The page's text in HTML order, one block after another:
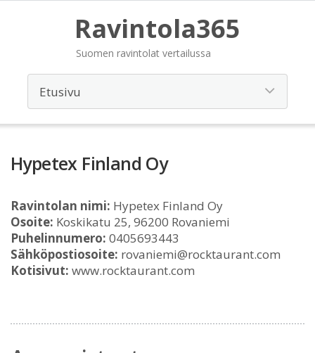
Ravintola365
Suomen ravintolat vertailussa
Hypetex Finland Oy
Ravintolan nimi: Hypetex Finland Oy
Osoite: Koskikatu 25, 96200 Rovaniemi
Puhelinnumero: 0405693443
Sähköpostiosoite: rovaniemi@rocktaurant.com
Kotisivut: www.rocktaurant.com